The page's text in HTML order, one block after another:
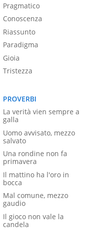
Pragmatico
Conoscenza
Riassunto
Paradigma
Gioia
Tristezza
PROVERBI
La verità vien sempre a
galla
Uomo avvisato, mezzo
salvato
Una rondine non fa
primavera
Il mattino ha l'oro in
bocca
Mal comune, mezzo
gaudio
Il gioco non vale la
candela